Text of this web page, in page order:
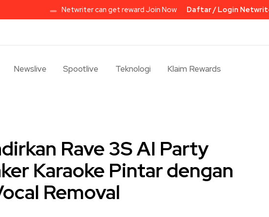
Netwriter can get reward Join Now Daftar / Login
Newslive Spootlive Teknologi Klaim Rewards
Rave 3S AI Party
Karaoke Pintar dengan
Removal